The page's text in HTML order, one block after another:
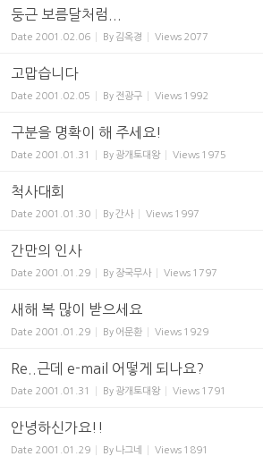
둥근 보름달처럼...
Date 2001.02.06 By 김옥경 Views 2077
고맙습니다
Date 2001.02.05 By 전광구 Views 1992
구분을 명확이 해 주세요!
Date 2001.01.31 By 광개토대왕 Views 1975
척사대회
Date 2001.01.30 By간사 Views 1997
간만의 인사
Date 2001.01.29 By 장국무사 Views 1797
새해 복 많이 받으세요
Date 2001.01.29 By 어문환 Views 1929
Re..근데 e-mail 어떻게 되나요?
Date 2001.01.31 By 광개토대왕 Views 1791
안녕하신가요!!
Date 2001.01.29 By 나그네 Views 1891